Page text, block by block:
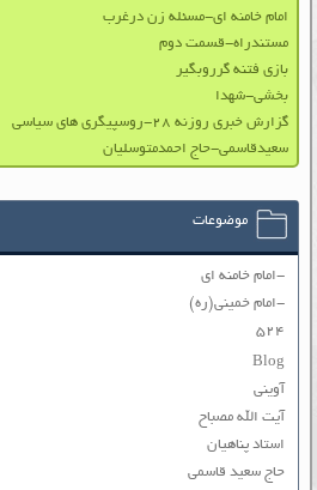
امام خامنه ای-مسئله زن درغرب
مستندراه-قسمت دوم
بازی فتنه گرروبگیر
بخشی-شهدا
گزارش خبری روزنه ۲۸-روسپیگری های سیاسی
سعیدقاسمی-حاج احمدمتوسلیان
موضوعات
-امام خامنه ای
-امام خمینی(ره)
۵۲۴
Blog
آوینی
آیت الله مصباح
استاد پناهیان
حاج سعید قاسمی